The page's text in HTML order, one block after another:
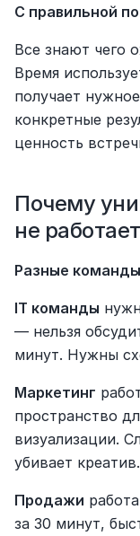
С правильной
Все знают чего
Время
получает
конкретные
ценность
Почему
не работает
Разные
IT команды
— нельзя
минут. Нужны
Маркетинг
пространство
визуализации.
убивает креатив.
Продажи
за 30 минут,